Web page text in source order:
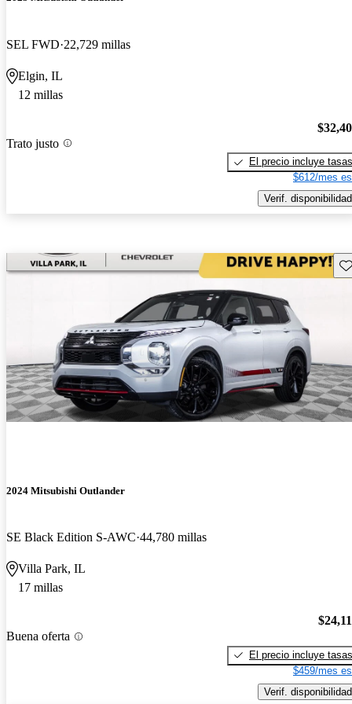
SEL FWD 22,729 millas
Elgin, IL
12 millas
Trato justo
El precio incluye tasas
$612/mes
Verif. disponibilidad
2024 Mitsubishi Outlander
SE Black Edition S-AWC 44,780 millas
Villa Park, IL
17 millas
Buena oferta
El precio incluye tasas
$459/mes
Verif. disponibilidad